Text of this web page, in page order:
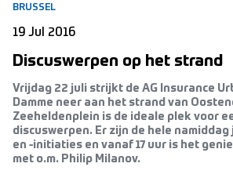
BRUSSEL
19 Jul 2016
Discuswerpen op het strand
Vrijdag 22 juli strijkt de AG Insurance
Damme neer aan het strand van
Zeeheldenplein is de ideale plek voor
discuswerpen. Er zijn de hele
en -initiaties en vanaf 17 uur is het
met o.m. Philip Milanov.